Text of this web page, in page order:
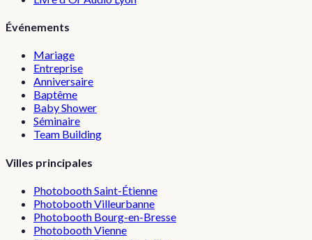
Événements
Mariage
Entreprise
Anniversaire
Baptême
Baby Shower
Séminaire
Team Building
Villes principales
PhotoboothSaint-Étienne
PhotoboothVilleurbanne
Photobooth Bourg-en-Bresse
PhotoboothVienne